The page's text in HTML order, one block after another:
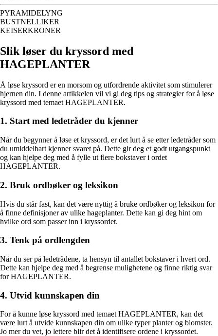
PYRAMIDELYNG
BUSTNELLIKER
KEISERKRONER
Slik løser du kryssord med
HAGEPLANTER
Å løse kryssord er en morsom og utfordrende aktivitet som stimulerer
hjernen din. I denne artikkelen vil vi gi deg tips og strategier for å løse
kryssord med temaet HAGEPLANTER.
1. Start med ledetråder du kjenner
Når du begynner å løse et kryssord, er det lurt å se etter ledetråder som
du umiddelbart kjenner svaret på. Dette gir deg et godt utgangspunkt
og kan hjelpe deg med å fylle ut flere bokstaver i ordet
HAGEPLANTER.
2. Bruk ordbøker og leksikon
Hvis du står fast, kan det være nyttig å bruke ordbøker og leksikon for
å finne definisjoner av ulike hageplanter. Dette kan gi deg hint om
hvilke ord som passer inn i kryssordet.
3. Tenk på ordlengden
Når du ser på ledetrådene, ta hensyn til antallet bokstaver i hvert ord.
Dette kan hjelpe deg med å begrense mulighetene og finne riktig svar
for HAGEPLANTER.
4. Utvid kunnskapen din
For å kunne løse kryssord med temaet HAGEPLANTER, kan det
være lurt å utvide kunnskapen din om ulike typer planter og blomster.
Jo mer du vet, jo lettere blir det å identifisere ordene i kryssordet.